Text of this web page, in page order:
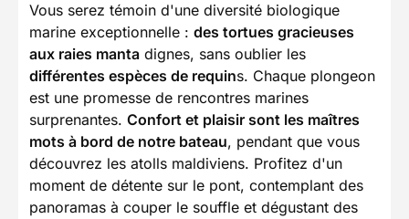
Vous serez témoin d'une diversité biologique
marine exceptionnelle : des tortues gracieuses
aux raies manta dignes, sans oublier les
différentes espèces de requins. Chaque plongeon
est une promesse de rencontres marines
surprenantes. Confort et plaisir sont les maîtres
mots à bord de notre bateau, pendant que vous
découvrez les atolls maldiviens. Profitez d'un
moment de détente sur le pont, contemplant des
panoramas à couper le souffle et dégustant des